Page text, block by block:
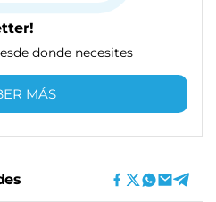
donde necesites
MÁS